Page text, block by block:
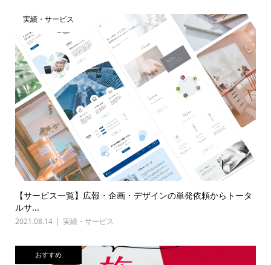
実績・サービス
【サービス一覧】広報・企画・デザインの単発依頼からトータ
ルサ...
2021.08.14 実績・サービス
おすすめ